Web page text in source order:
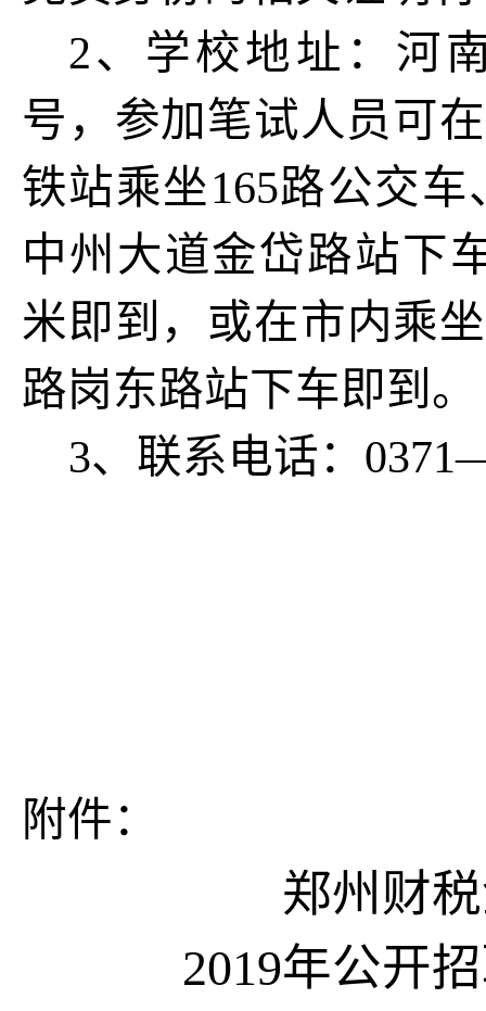
2、学校地址：河
号，参加笔试人员可
铁站乘坐165路公交
中州大道金岱路站下
米即到，或在市内乘
路岗东路站下车即到。
3、联系电话：
附件：
郑州财
2019年公开